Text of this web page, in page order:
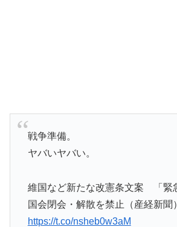
戦争準備。
ヤバいヤバい。
維国など新たな改憲条文案 「緊
国会閉会・解散を禁止（産経新聞）
https://t.co/nsheb0w3aM